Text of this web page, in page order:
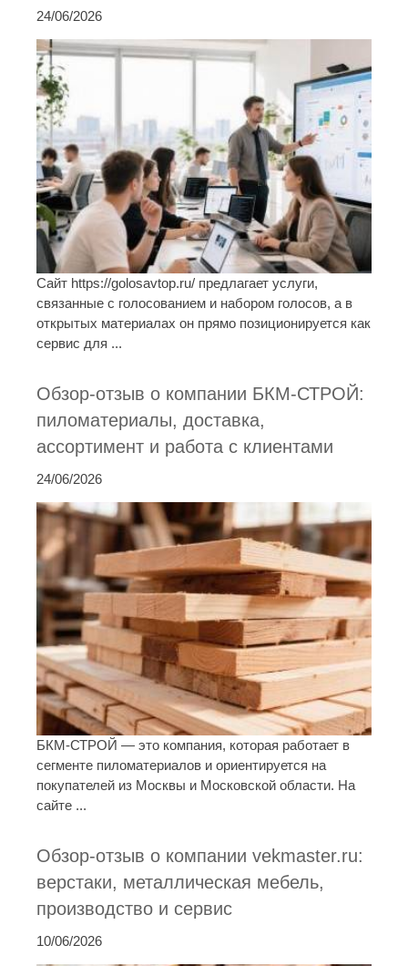
24/06/2026
Сайт https://golosavtop.ru/ предлагает услуги,
связанные с голосованием и набором голосов, а в
открытых материалах он прямо позиционируется как
сервис для ...
Обзор-отзыв о компании БКМ-СТРОЙ:
пиломатериалы, доставка,
ассортимент и работа с клиентами
24/06/2026
БКМ-СТРОЙ — это компания, которая работает в
сегменте пиломатериалов и ориентируется на
покупателей из Москвы и Московской области. На
сайте ...
Обзор-отзыв о компании vekmaster.ru:
верстаки, металлическая мебель,
производство и сервис
10/06/2026